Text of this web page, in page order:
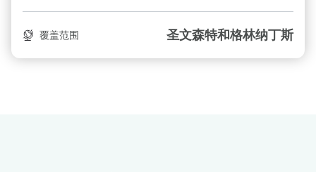
覆盖范围 圣文森特和格林纳丁斯